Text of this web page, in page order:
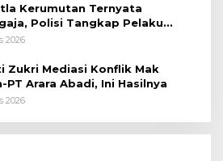
Kerumutan Ternyata
Polisi Tangkap Pelaku
Lahan
2026
Zukri Mediasi Konflik Mak
PT Arara Abadi, Ini Hasilnya
2026